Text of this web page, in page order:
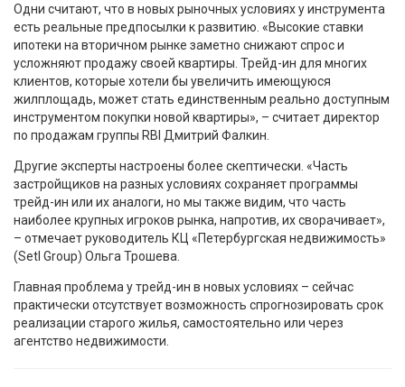
Одни считают, что в новых рыночных условиях у инструмента
есть реальные предпосылки к развитию. «Высокие ставки
ипотеки на вторичном рынке заметно снижают спрос и
усложняют продажу своей квартиры. Трейд-ин для многих
клиентов, которые хотели бы увеличить имеющуюся
жилплощадь, может стать единственным реально доступным
инструментом покупки новой квартиры», – считает директор
по продажам группы RBI Дмитрий Фалкин.
Другие эксперты настроены более скептически. «Часть
застройщиков на разных условиях сохраняет программы
трейд-ин или их аналоги, но мы также видим, что часть
наиболее крупных игроков рынка, напротив, их сворачивает»,
– отмечает руководитель КЦ «Петербургская недвижимость»
(Setl Group) Ольга Трошева.
Главная проблема у трейд-ин в новых условиях – сейчас
практически отсутствует возможность спрогнозировать срок
реализации старого жилья, самостоятельно или через
агентство недвижимости.